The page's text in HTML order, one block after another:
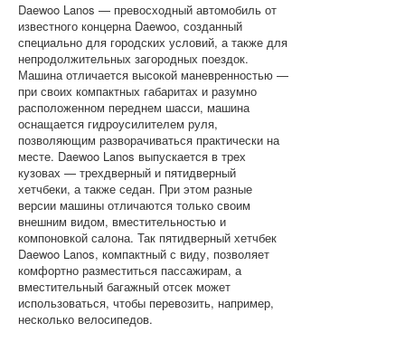
Daewoo Lanos — превосходный автомобиль от
известного концерна Daewoo, созданный
специально для городских условий, а также для
непродолжительных загородных поездок.
Машина отличается высокой маневренностью —
при своих компактных габаритах и разумно
расположенном переднем шасси, машина
оснащается гидроусилителем руля,
позволяющим разворачиваться практически на
месте. Daewoo Lanos выпускается в трех
кузовах — трехдверный и пятидверный
хетчбеки, а также седан. При этом разные
версии машины отличаются только своим
внешним видом, вместительностью и
компоновкой салона. Так пятидверный хетчбек
Daewoo Lanos, компактный с виду, позволяет
комфортно разместиться пассажирам, а
вместительный багажный отсек может
использоваться, чтобы перевозить, например,
несколько велосипедов.